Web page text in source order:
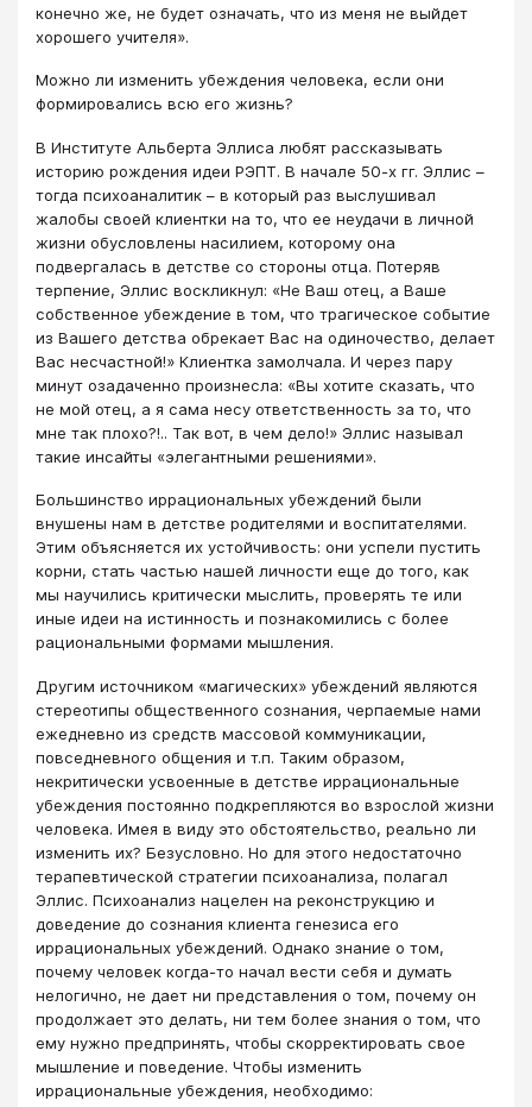
конечно же, не будет означать, что из меня не выйдет
хорошего учителя».
Можно ли изменить убеждения человека, если они
формировались всю его жизнь?
В Институте Альберта Эллиса любят рассказывать
историю рождения идеи РЭПТ. В начале 50-х гг. Эллис –
тогда психоаналитик – в который раз выслушивал
жалобы своей клиентки на то, что ее неудачи в личной
жизни обусловлены насилием, которому она
подвергалась в детстве со стороны отца. Потеряв
терпение, Эллис воскликнул: «Не Ваш отец, а Ваше
собственное убеждение в том, что трагическое событие
из Вашего детства обрекает Вас на одиночество, делает
Вас несчастной!» Клиентка замолчала. И через пару
минут озадаченно произнесла: «Вы хотите сказать, что
не мой отец, а я сама несу ответственность за то, что
мне так плохо?!.. Так вот, в чем дело!» Эллис называл
такие инсайты «элегантными решениями».
Большинство иррациональных убеждений были
внушены нам в детстве родителями и воспитателями.
Этим объясняется их устойчивость: они успели пустить
корни, стать частью нашей личности еще до того, как
мы научились критически мыслить, проверять те или
иные идеи на истинность и познакомились с более
рациональными формами мышления.
Другим источником «магических» убеждений являются
стереотипы общественного сознания, черпаемые нами
ежедневно из средств массовой коммуникации,
повседневного общения и т.п. Таким образом,
некритически усвоенные в детстве иррациональные
убеждения постоянно подкрепляются во взрослой жизни
человека. Имея в виду это обстоятельство, реально ли
изменить их? Безусловно. Но для этого недостаточно
терапевтической стратегии психоанализа, полагал
Эллис. Психоанализ нацелен на реконструкцию и
доведение до сознания клиента генезиса его
иррациональных убеждений. Однако знание о том,
почему человек когда-то начал вести себя и думать
нелогично, не дает ни представления о том, почему он
продолжает это делать, ни тем более знания о том, что
ему нужно предпринять, чтобы скорректировать свое
мышление и поведение. Чтобы изменить
иррациональные убеждения, необходимо: